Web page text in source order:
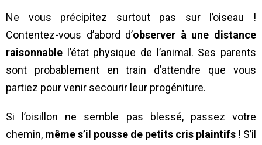
Ne vous précipitez surtout pas sur l’oiseau !
Contentez-vous d’abord d’observer à une distance
raisonnable l’état physique de l’animal. Ses parents
sont probablement en train d’attendre que vous
partiez pour venir secourir leur progéniture.
Si l’oisillon ne semble pas blessé, passez votre
chemin, même s’il pousse de petits cris plaintifs ! S’il